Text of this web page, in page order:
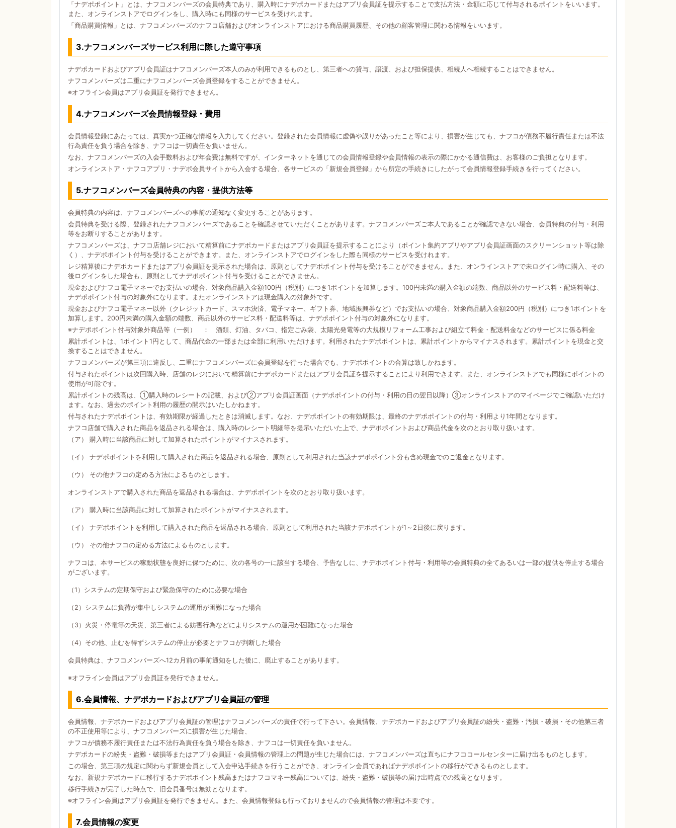
「ナデポポイント」とは、ナフコメンバーズの会員特典であり、購入時にナデポカードまたはアプリ会員証を提示することで支払方法・金額に応じて付与されるポイントをいいます。
また、オンラインストアでログインをし、購入時にも同様のサービスを受けれます。
「商品購買情報」とは、ナフコメンバーズのナフコ店舗およびオンラインストアにおける商品購買履歴、その他の顧客管理に関わる情報をいいます。
3.ナフコメンバーズサービス利用に際した遵守事項
ナデポカードおよびアプリ会員証はナフコメンバーズ本人のみが利用できるものとし、第三者への貸与、譲渡、および担保提供、相続人へ相続することはできません。
ナフコメンバーズは二重にナフコメンバーズ会員登録をすることができません。
※オフライン会員はアプリ会員証を発行できません。
4.ナフコメンバーズ会員情報登録・費用
会員情報登録にあたっては、真実かつ正確な情報を入力してください。登録された会員情報に虚偽や誤りがあったこと等により、損害が生じても、ナフコが債務不履行責任または不法
行為責任を負う場合を除き、ナフコは一切責任を負いません。
なお、ナフコメンバーズの入会手数料および年会費は無料ですが、インターネットを通じての会員情報登録や会員情報の表示の際にかかる通信費は、お客様のご負担となります。
オンラインストア・ナフコアプリ・ナデポ会員サイトから入会する場合、各サービスの「新規会員登録」から所定の手続きにしたがって会員情報登録手続きを行ってください。
5.ナフコメンバーズ会員特典の内容・提供方法等
会員特典の内容は、ナフコメンバーズへの事前の通知なく変更することがあります。
会員特典を受ける際、登録されたナフコメンバーズであることを確認させていただくことがあります。ナフコメンバーズご本人であることが確認できない場合、会員特典の付与・利用
等をお断りすることがあります。
ナフコメンバーズは、ナフコ店舗レジにおいて精算前にナデポカードまたはアプリ会員証を提示することにより（ポイント集約アプリやアプリ会員証画面のスクリーンショット等は除
く）、ナデポポイント付与を受けることができます。また、オンラインストアでログインをした際も同様のサービスを受けれます。
レジ精算後にナデポカードまたはアプリ会員証を提示された場合は、原則としてナデポポイント付与を受けることができません。また、オンラインストアで未ログイン時に購入、その
後ログインをした場合も、原則としてナデポポイント付与を受けることができません。
現金およびナフコ電子マネーでお支払いの場合、対象商品購入金額100円（税別）につき1ポイントを加算します。100円未満の購入金額の端数、商品以外のサービス料・配送料等は、
ナデポポイント付与の対象外になります。またオンラインストアは現金購入の対象外です。
現金およびナフコ電子マネー以外（クレジットカード、スマホ決済、電子マネー、ギフト券、地域振興券など）でお支払いの場合、対象商品購入金額200円（税別）につき1ポイントを
加算します。200円未満の購入金額の端数、商品以外のサービス料・配送料等は、ナデポポイント付与の対象外になります。
※ナデポポイント付与対象外商品等（一例） ： 酒類、灯油、タバコ、指定ごみ袋、太陽光発電等の大規模リフォーム工事および組立て料金・配送料金などのサービスに係る料金
累計ポイントは、1ポイント1円として、商品代金の一部または全部に利用いただけます。利用されたナデポポイントは、累計ポイントからマイナスされます。累計ポイントを現金と交
換することはできません。
ナフコメンバーズが第三項に違反し、二重にナフコメンバーズに会員登録を行った場合でも、ナデポポイントの合算は致しかねます。
付与されたポイントは次回購入時、店舗のレジにおいて精算前にナデポカードまたはアプリ会員証を提示することにより利用できます。また、オンラインストアでも同様にポイントの
使用が可能です。
累計ポイントの残高は、①購入時のレシートの記載、および②アプリ会員証画面（ナデポポイントの付与・利用の日の翌日以降）③オンラインストアのマイページでご確認いただけ
ます。なお、過去のポイント利用の履歴の開示はいたしかねます。
付与されたナデポポイントは、有効期限が経過したときは消滅します。なお、ナデポポイントの有効期限は、最終のナデポポイントの付与・利用より1年間となります。
ナフコ店舗で購入された商品を返品される場合は、購入時のレシート明細等を提示いただいた上で、ナデポポイントおよび商品代金を次のとおり取り扱います。
（ア） 購入時に当該商品に対して加算されたポイントがマイナスされます。
（イ） ナデポポイントを利用して購入された商品を返品される場合、原則として利用された当該ナデポポイント分も含め現金でのご返金となります。
（ウ） その他ナフコの定める方法によるものとします。
オンラインストアで購入された商品を返品される場合は、ナデポポイントを次のとおり取り扱います。
（ア） 購入時に当該商品に対して加算されたポイントがマイナスされます。
（イ） ナデポポイントを利用して購入された商品を返品される場合、原則として利用された当該ナデポポイントが1～2日後に戻ります。
（ウ） その他ナフコの定める方法によるものとします。
ナフコは、本サービスの稼動状態を良好に保つために、次の各号の一に該当する場合、予告なしに、ナデポポイント付与・利用等の会員特典の全てあるいは一部の提供を停止する場合
がございます。
（1）システムの定期保守および緊急保守のために必要な場合
（2）システムに負荷が集中しシステムの運用が困難になった場合
（3）火災・停電等の天災、第三者による妨害行為などによりシステムの運用が困難になった場合
（4）その他、止むを得ずシステムの停止が必要とナフコが判断した場合
会員特典は、ナフコメンバーズへ12カ月前の事前通知をした後に、廃止することがあります。
※オフライン会員はアプリ会員証を発行できません。
6.会員情報、ナデポカードおよびアプリ会員証の管理
会員情報、ナデポカードおよびアプリ会員証の管理はナフコメンバーズの責任で行って下さい。会員情報、ナデポカードおよびアプリ会員証の紛失・盗難・汚損・破損・その他第三者
の不正使用等により、ナフコメンバーズに損害が生じた場合、
ナフコが債務不履行責任または不法行為責任を負う場合を除き、ナフコは一切責任を負いません。
ナデポカードの紛失・盗難・破損等またはアプリ会員証・会員情報の管理上の問題が生じた場合には、ナフコメンバーズは直ちにナフココールセンターに届け出るものとします。
この場合、第三項の規定に関わらず新規会員として入会申込手続きを行うことができ、オンライン会員であればナデポポイントの移行ができるものとします。
なお、新規ナデポカードに移行するナデポポイント残高またはナフコマネー残高については、紛失・盗難・破損等の届け出時点での残高となります。
移行手続きが完了した時点で、旧会員番号は無効となります。
※オフライン会員はアプリ会員証を発行できません。また、会員情報登録も行っておりませんので会員情報の管理は不要です。
7.会員情報の変更